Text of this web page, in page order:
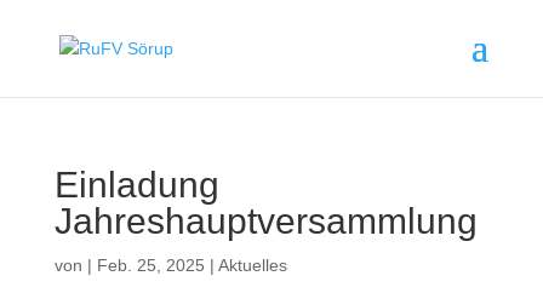
Einladung
Jahreshauptversammlung
von | Feb. 25, 2025 | Aktuelles